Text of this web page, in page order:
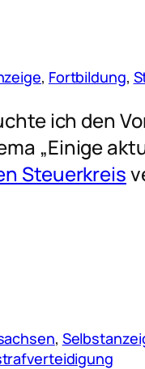
, Fortbildung,
ich den
„Einige
Steuerkreis
,